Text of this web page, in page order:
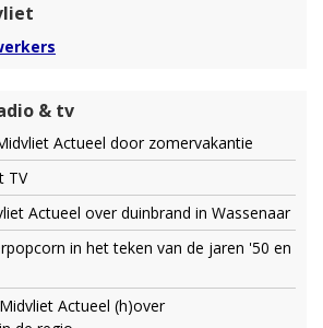
& tv
Actueel door zomervakantie
TV
Actueel over duinbrand in Wassenaar
in het teken van de jaren '50 en
Actueel (h)over